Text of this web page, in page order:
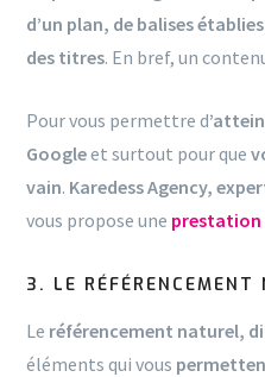
d’un plan, de balises
des titres. En bref, un
Pour vous permettre d
Googleet surtout pour que
vain. Karedess Agency,
vous propose une prestation
3. LE RÉFÉRENCEMENT
Le référencement naturel,
éléments qui vous